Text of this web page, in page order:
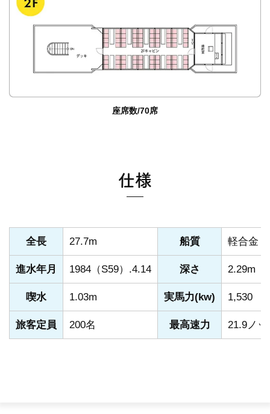
座席数/70席
仕様
全長 27.7m 船質 軽合金
進水年月 1984（S59）.4.14 深さ 2.29m
喫水 1.03m 実馬力(kw) 1,530
旅客定員 200名 最高速力 21.9ノッ